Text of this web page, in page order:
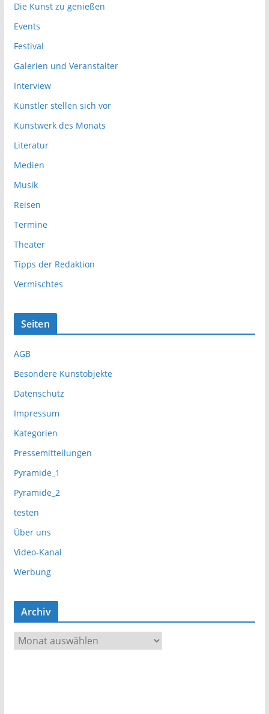
Die Kunst zu genießen
Events
Festival
Galerien und Veranstalter
Interview
Künstler stellen sich vor
Kunstwerk des Monats
Literatur
Medien
Musik
Reisen
Termine
Theater
Tipps der Redaktion
Vermischtes
Seiten
AGB
Besondere Kunstobjekte
Datenschutz
Impressum
Kategorien
Pressemitteilungen
Pyramide_1
Pyramide_2
testen
Über uns
Video-Kanal
Werbung
Archiv